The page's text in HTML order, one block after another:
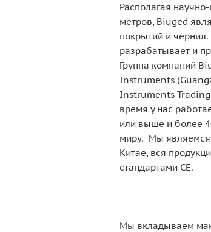
Располагая
метров, Biuged
покрытий и
разрабатывает и
Группа компаний
Instruments
Instruments Trading
время у нас
или выше и более
миру. Мы являемся
Китае, вся
стандартами CE.
Мы вкладываем